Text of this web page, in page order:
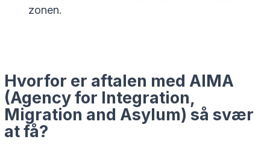
zonen.
Hvorfor er aftalen med AIMA
(Agency for Integration,
Migration and Asylum) så svær
at få?